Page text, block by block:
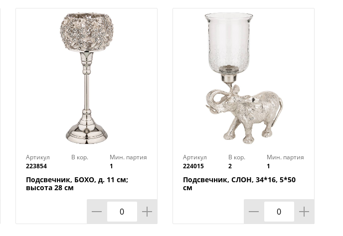
Артикул
223854
В кор.
Мин. партия
1
Подсвечник, БОХО, д. 11 см;
высота 28 см
Артикул
224015
В кор.
2
Мин. партия
1
Подсвечник, СЛОН, 34*16, 5*50
см